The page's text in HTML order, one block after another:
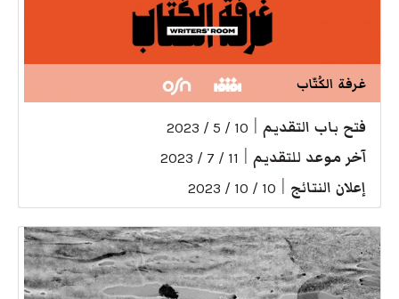
غرفة الكُتّاب
فتح باب التقديم 10 / 5 / 2023
آخر موعد للتقديم 11 / 7 / 2023
إعلان النتائج 10 / 10 / 2023